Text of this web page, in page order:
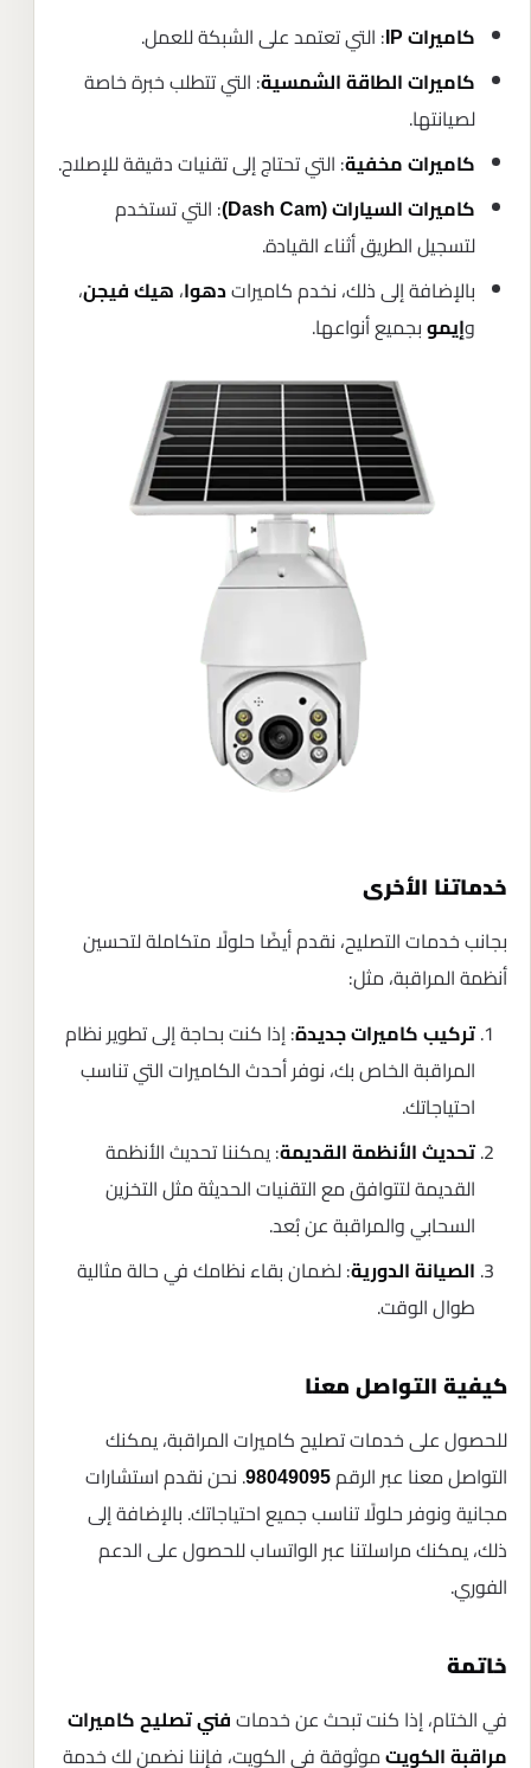
كاميرات IP : التي تعتمد على الشبكة للعمل.
كاميرات الطاقة الشمسية: التي تتطلب خبرة خاصة
لصيانتها.
كاميرات مخفية: التي تحتاج إلى تقنيات دقيقة للإصلاح.
كاميرات السيارات (Dash Cam)
: التي تستخدم
لتسجيل الطريق أثناء القيادة.
بالإضافة إلى ذلك، نخدم كاميرات دهوا، هيك فيجن،
وإيمو بجميع أنواعها.
خدماتنا الأخرى
بجانب خدمات التصليح، نقدم أيضًا حلولًا متكاملة لتحسين
أنظمة المراقبة، مثل:
تركيب كاميرات جديدة: إذا كنت بحاجة إلى تطوير نظام
المراقبة الخاص بك، نوفر أحدث الكاميرات التي تناسب
احتياجاتك.
تحديث الأنظمة القديمة: يمكننا تحديث الأنظمة
القديمة لتتوافق مع التقنيات الحديثة مثل التخزين
السحابي والمراقبة عن بُعد.
الصيانة الدورية: لضمان بقاء نظامك في حالة مثالية
طوال الوقت.
كيفية التواصل معنا
للحصول على خدمات تصليح كاميرات المراقبة، يمكنك
التواصل معنا عبر الرقم 98049095. نحن نقدم استشارات
مجانية ونوفر حلولًا تناسب جميع احتياجاتك. بالإضافة إلى
ذلك، يمكنك مراسلتنا عبر الواتساب للحصول على الدعم
الفوري.
خاتمة
في الختام، إذا كنت تبحث عن خدمات فني تصليح كاميرات
مراقبة الكويت موثوقة في الكويت، فإننا نضمن لك خدمة